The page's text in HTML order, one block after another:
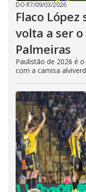
DO R7/09/03/2026
Flaco
volta a ser
Palmeiras
Paulistão de 2026 é
com a camisa